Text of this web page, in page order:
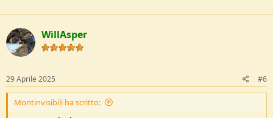
c
t
i
o
n
WillAsper
29 Aprile 2025 #6
Montinvisibili ha scritto: